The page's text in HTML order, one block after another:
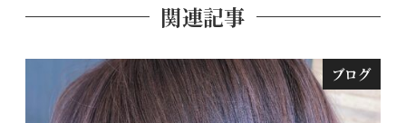
関連記事
ブログ